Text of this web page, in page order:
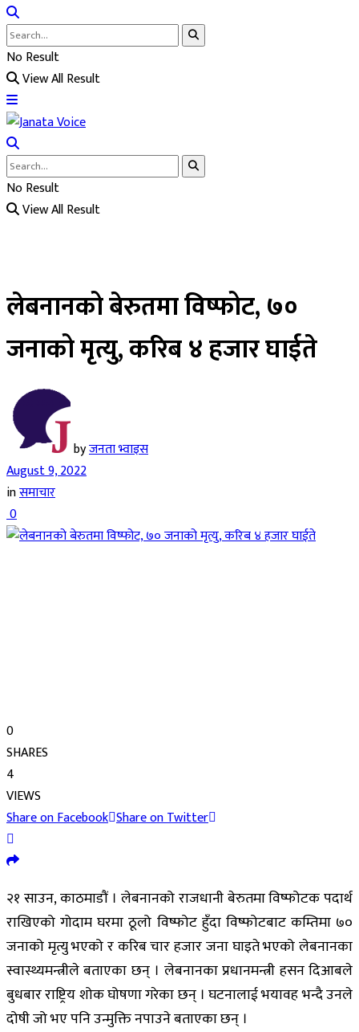
No Result
View All Result
No Result
View All Result
लेबनानको बेरुतमा विष्फोट, ७०
जनाको मृत्यु, करिब ४ हजार घाईते
byजनता भ्वाइस
August 9, 2022
inसमाचार
0
0
SHARES
4
VIEWS
Share on Facebook Share on Twitter
२१ साउन, काठमाडौं । लेबनानको राजधानी बेरुतमा विष्फोटक पदार्थ
राखिएको गोदाम घरमा ठूलो विष्फोट हुँदा विष्फोटबाट कम्तिमा ७०
जनाको मृत्यु भएको र करिब चार हजार जना घाइते भएको लेबनानका
स्वास्थ्यमन्त्रीले बताएका छन् । लेबनानका प्रधानमन्त्री हसन दिआबले
बुधबार राष्ट्रिय शोक घोषणा गरेका छन् । घटनालाई भयावह भन्दै उनले
दोषी जो भए पनि उन्मुक्ति नपाउने बताएका छन् ।